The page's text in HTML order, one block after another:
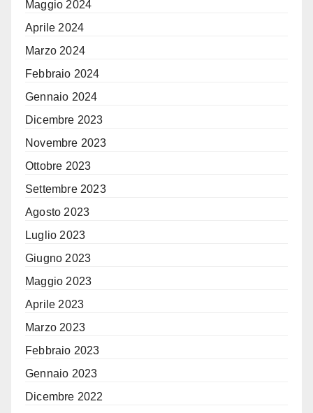
Maggio 2024
Aprile 2024
Marzo 2024
Febbraio 2024
Gennaio 2024
Dicembre 2023
Novembre 2023
Ottobre 2023
Settembre 2023
Agosto 2023
Luglio 2023
Giugno 2023
Maggio 2023
Aprile 2023
Marzo 2023
Febbraio 2023
Gennaio 2023
Dicembre 2022